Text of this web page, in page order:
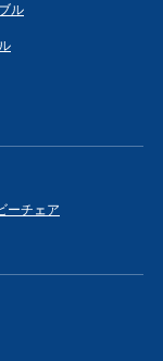
ル
ーチェア